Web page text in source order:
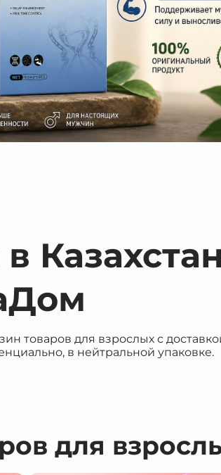
товаров для взрослых с
в нейтральной упаковке.
для